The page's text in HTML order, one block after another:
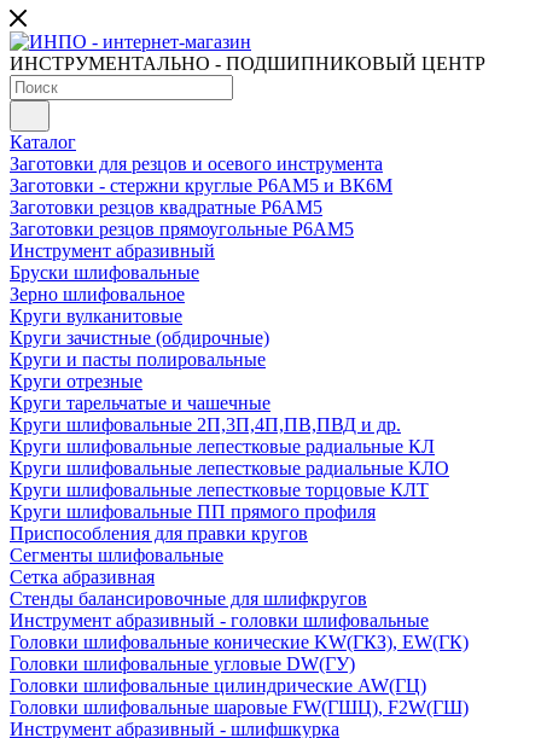
ИНСТРУМЕНТАЛЬНО - ПОДШИПНИКОВЫЙ ЦЕНТР
Каталог
Заготовки для резцов и осевого инструмента
Заготовки - стержни круглые Р6АМ5 и ВК6М
Заготовки резцов квадратные Р6АМ5
Заготовки резцов прямоугольные Р6АМ5
Инструмент абразивный
Бруски шлифовальные
Зерно шлифовальное
Круги вулканитовые
Круги зачистные (обдирочные)
Круги и пасты полировальные
Круги отрезные
Круги тарельчатые и чашечные
Круги шлифовальные 2П,3П,4П,ПВ,ПВД и др.
Круги шлифовальные лепестковые радиальные КЛ
Круги шлифовальные лепестковые радиальные КЛО
Круги шлифовальные лепестковые торцовые КЛТ
Круги шлифовальные ПП прямого профиля
Приспособления для правки кругов
Сегменты шлифовальные
Сетка абразивная
Стенды балансировочные для шлифкругов
Инструмент абразивный - головки шлифовальные
Головки шлифовальные конические KW(ГКЗ), EW(ГК)
Головки шлифовальные угловые DW(ГУ)
Головки шлифовальные цилиндрические AW(ГЦ)
Головки шлифовальные шаровые FW(ГШЦ), F2W(ГШ)
Инструмент абразивный - шлифшкурка